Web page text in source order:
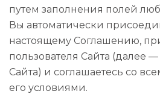
путем заполнения полей
Вы автоматически
настоящему Соглашению,
пользователя Сайта (далее
Сайта) и соглашаетесь со
его условиями.